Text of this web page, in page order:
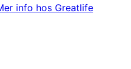
info hos Greatlife